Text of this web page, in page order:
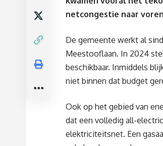
netcongestie naar
De gemeente werkt al
Meestooflaan. In 2024
beschikbaar. Inmiddels
niet binnen dat budget
Ook op het gebied van
dat een volledig all-
elektriciteitsnet. Een